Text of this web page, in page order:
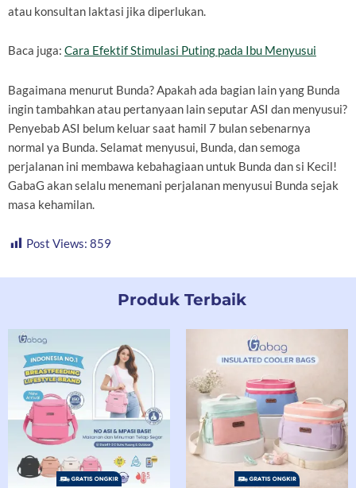
atau konsultan laktasi jika diperlukan.
Baca juga: Cara Efektif Stimulasi Puting pada Ibu Menyusui
Bagaimana menurut Bunda? Apakah ada bagian lain yang Bunda
ingin tambahkan atau pertanyaan lain seputar ASI dan menyusui?
Penyebab ASI belum keluar saat hamil 7 bulan sebenarnya
normal ya Bunda. Selamat menyusui, Bunda, dan semoga
perjalanan ini membawa kebahagiaan untuk Bunda dan si Kecil!
GabaG akan selalu menemani perjalanan menyusui Bunda sejak
masa kehamilan.
Post Views: 859
Produk Terbaik